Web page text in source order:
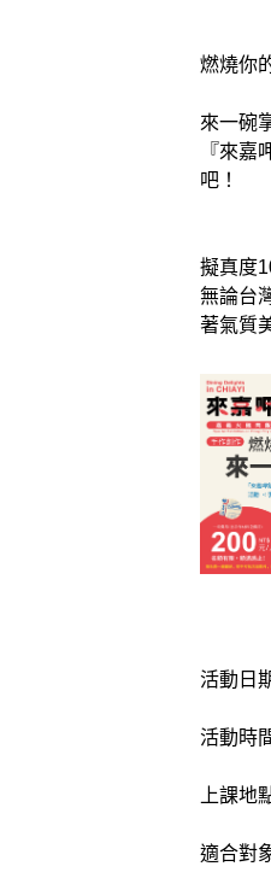
燃燒你
來一碗
『來
吧！
擬真度
無論台
著氣質
活動日
活動時
上課地
適合對